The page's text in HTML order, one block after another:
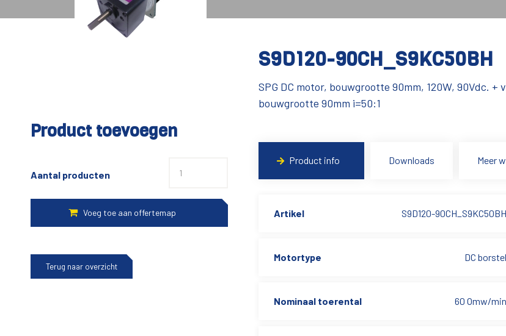
Product toevoegen
Aantal producten
Terug naar overzicht
S9D120-90CH_S9KC50BH
SPG DC motor, bouwgrootte 90mm, 120W, 90Vdc. +
bouwgrootte 90mm i=50:1
Product info Downloads Meer
Artikel S9D120-90CH_S9KC50BH
Motortype DC borstel
Nominaal toerental 60 Omw/min